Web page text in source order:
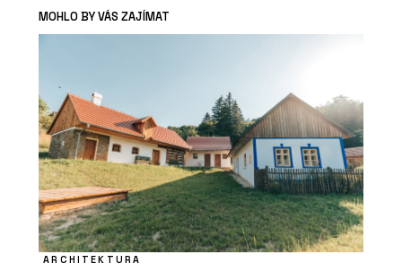
MOHLO BY VÁS ZAJÍMAT
ARCHITEKTURA